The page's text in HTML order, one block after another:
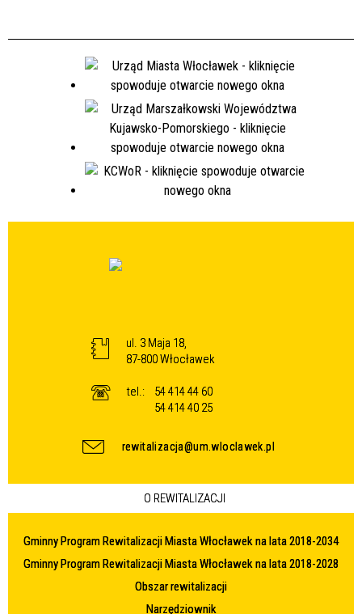
ul. 3 Maja 18,
87-800 Włocławek
tel.:
54 414 44 60
54 414 40 25
rewitalizacja@um.wloclawek.pl
O REWITALIZACJI
Gminny Program Rewitalizacji Miasta Włocławek na lata 2018-2034
Gminny Program Rewitalizacji Miasta Włocławek na lata 2018-2028
Obszar rewitalizacji
Narzędziownik